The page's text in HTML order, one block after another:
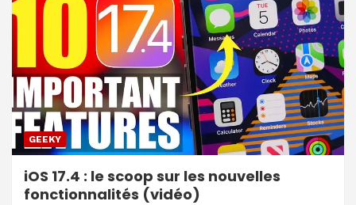
GEEKY
iOS 17.4 : le scoop sur les nouvelles
fonctionnalités (vidéo)